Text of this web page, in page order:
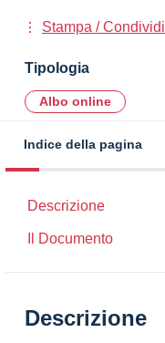
Stampa / Condividi
Tipologia
Albo online
Indice della pagina
Descrizione
Il Documento
Descrizione